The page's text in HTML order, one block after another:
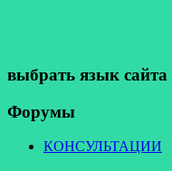
выбрать язык сайта
Форумы
КОНСУЛЬТАЦИИ